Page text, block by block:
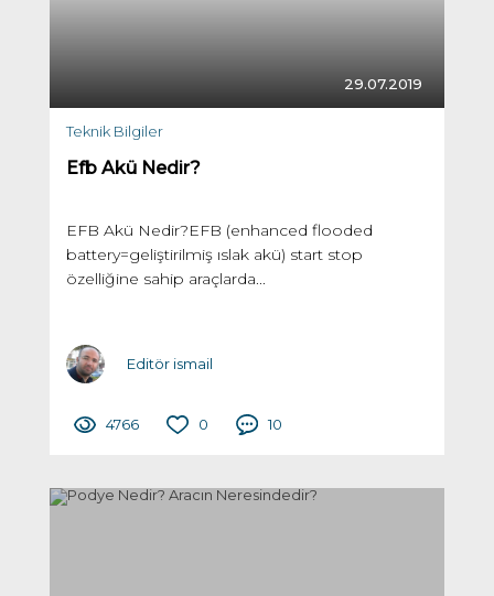
29.07.2019
Teknik Bilgiler
Efb Akü Nedir?
EFB Akü Nedir?EFB (enhanced flooded
battery=geliştirilmiş ıslak akü) start stop
özelliğine sahip araçlarda...
Editör ismail
4766 0 10